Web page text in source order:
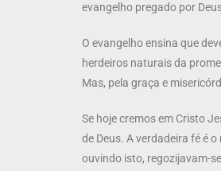
evangelho pregado por
O evangelho ensina que
herdeiros naturais da
Mas, pela graça e
Se hoje cremos em Cristo
de Deus. A verdadeira fé é
ouvindo isto, regozijavam-